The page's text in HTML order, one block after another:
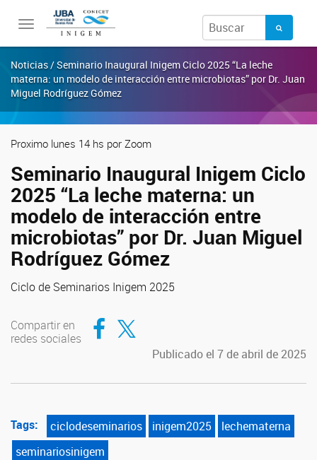
Toggle
Noticias / Seminario Inaugural Inigem Ciclo 2025 “La leche
materna: un modelo de interacción entre microbiotas” por Dr. Juan
Miguel Rodríguez Gómez
Proximo lunes 14 hs por Zoom
Seminario Inaugural Inigem Ciclo
2025 “La leche materna: un
modelo de interacción entre
microbiotas” por Dr. Juan Miguel
Rodríguez Gómez
Ciclo de Seminarios Inigem 2025
Compartir en
redes sociales
Compartir en Facebook
Compartir en Twitter
Publicado el 7 de abril de 2025
Tags: ciclodeseminarios inigem2025
lechematerna
seminariosinigem